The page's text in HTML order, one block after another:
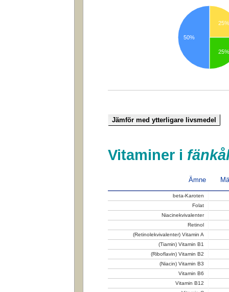
25%
50%
25%
Vitaminer i
Ämne
beta-Karoten
Folat
Niacinekvivalenter
Retinol
(Retinolekvivalenter) Vitamin A
(Tiamin) Vitamin B1
(Riboflavin) Vitamin B2
(Niacin) Vitamin B3
Vitamin B6
Vitamin B12